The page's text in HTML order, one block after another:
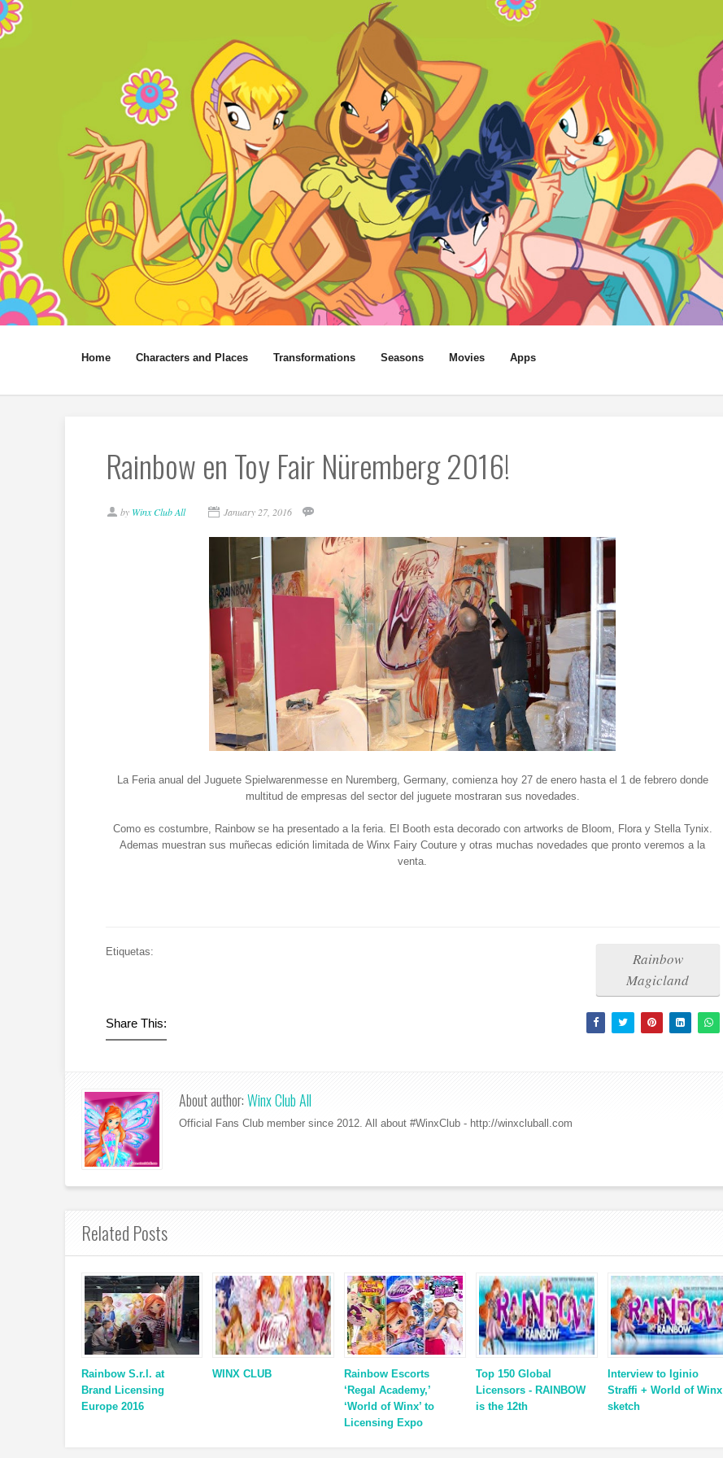
Home Characters and Places Transformations Seasons Movies Apps
Rainbow en Toy Fair Nüremberg 2016!
by Winx Club All January 27, 2016
La Feria anual del Juguete Spielwarenmesse en Nuremberg, Germany, comienza hoy 27 de enero hasta el 1 de febrero donde
multitud de empresas del sector del juguete mostraran sus novedades.
Como es costumbre, Rainbow se ha presentado a la feria. El Booth esta decorado con artworks de Bloom, Flora y Stella Tynix.
Ademas muestran sus muñecas edición limitada de Winx Fairy Couture y otras muchas novedades que pronto veremos a la
venta.
Etiquetas:
Rainbow
Magicland
Share This:
About author:Winx Club All
Official Fans Club member since 2012. All about #WinxClub - http://winxcluball.com
Related Posts
Rainbow S.r.l. at
Brand Licensing
Europe 2016
WINX CLUB
Rainbow Escorts
‘Regal Academy,’
‘World of Winx’ to
Licensing Expo
Top 150 Global
Licensors - RAINBOW
is the 12th
Interview to Iginio
Straffi + World of Winx
sketch